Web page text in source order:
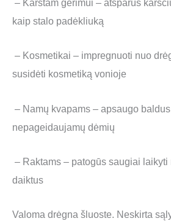
– Karštam gėrimui – atsparūs
kaip stalo padėkliuką
– Kosmetikai – impregnuoti nuo
susidėti kosmetiką vonioje
– Namų kvapams – apsaugo
nepageidaujamų dėmių
– Raktams – patogūs saugiai
daiktus
Valoma drėgna šluoste. Neskirta